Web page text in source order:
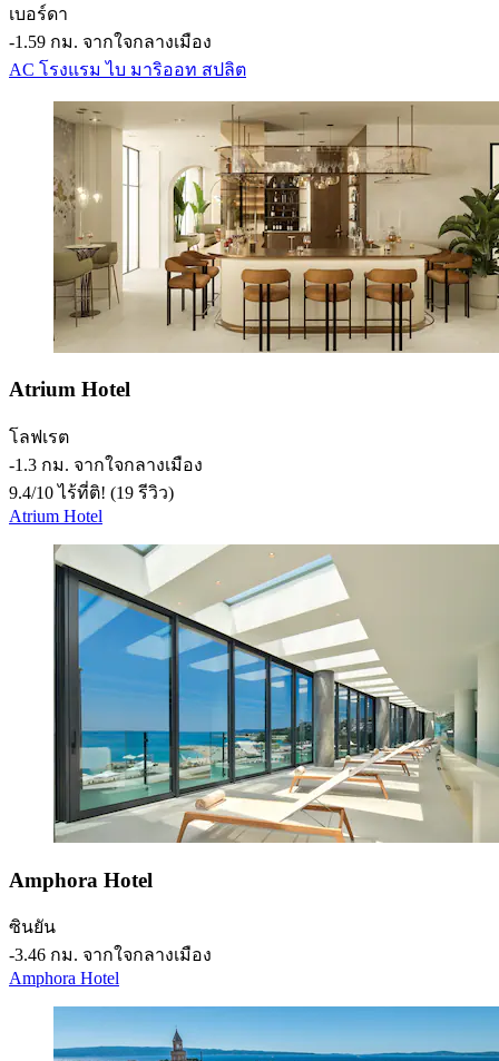
เบอร์ดา
‐1.59 กม. จากใจกลางเมือง
AC โรงแรม ไบ มาริออท สปลิต
Atrium Hotel
โลฟเรต
‐1.3 กม. จากใจกลางเมือง
9.4/10ไร้ที่ติ! (19 รีวิว)
Atrium Hotel
Amphora Hotel
ซินยัน
‐3.46 กม. จากใจกลางเมือง
Amphora Hotel